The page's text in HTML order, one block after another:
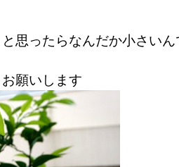
思ったらなんだか小さいん
願いします